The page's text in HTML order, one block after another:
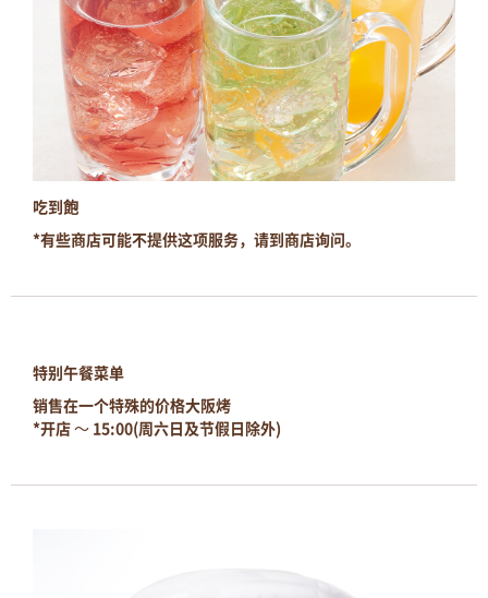
吃到飽
*有些商店可能不提供这项服务，请到商店询问。
特别午餐菜单
销售在一个特殊的价格大阪烤
*开店 〜 15:00(周六日及节假日除外)